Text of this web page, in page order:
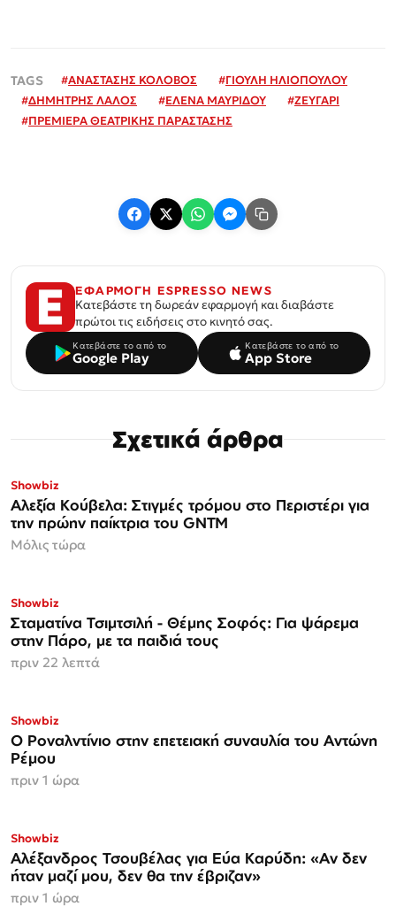
#ΑΝΑΣΤΑΣΗΣ ΚΟΛΟΒΟΣ #ΓΙΟΥΛΗ ΗΛΙΟΠΟΥΛΟΥ
#ΔΗΜΗΤΡΗΣ ΛΑΛΟΣ #ΕΛΕΝΑ ΜΑΥΡΙΔΟΥ #ΖΕΥΓΑΡΙ
#ΠΡΕΜΙΕΡΑ ΘΕΑΤΡΙΚΗΣ ΠΑΡΑΣΤΑΣΗΣ
ΕΦΑΡΜΟΓΗ ESPRESSO NEWS
Κατεβάστε τη δωρεάν εφαρμογή και διαβάστε
πρώτοι τις ειδήσεις στο κινητό σας.
Κατεβάστε το από το
Google Play
Κατεβάστε το από το
App Store
Σχετικά άρθρα
Showbiz
Αλεξία Κούβελα: Στιγμές τρόμου στο Περιστέρι για
την πρώην παίκτρια του GNTM
Μόλις τώρα
Showbiz
Σταματίνα Τσιμτσιλή - Θέμης Σοφός: Για ψάρεμα
στην Πάρο, με τα παιδιά τους
πριν 22 λεπτά
Showbiz
Ο Ροναλντίνιο στην επετειακή συναυλία του Αντώνη
Ρέμου
πριν 1 ώρα
Showbiz
Αλέξανδρος Τσουβέλας για Εύα Καρύδη: «Αν δεν
ήταν μαζί μου, δεν θα την έβριζαν»
πριν 1 ώρα